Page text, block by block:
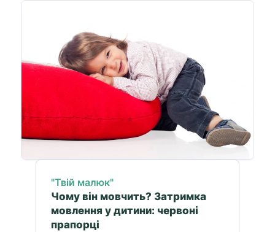
"Твій малюк"
Чому він мовчить? Затримка
мовлення у дитини: червоні
прапорці